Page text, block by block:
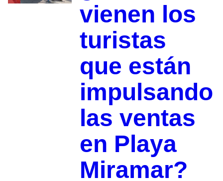
vienen los
turistas
que están
impulsando
las ventas
en Playa
Miramar?